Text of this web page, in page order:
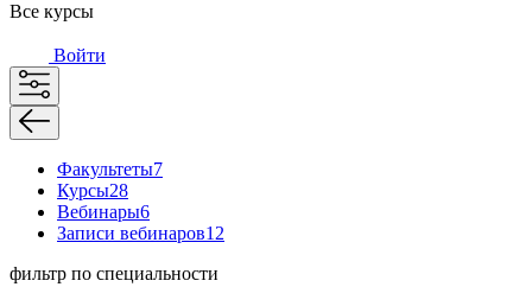
Все курсы
Войти
Факультеты7
Курсы28
Вебинары6
Записи вебинаров12
фильтр по специальности